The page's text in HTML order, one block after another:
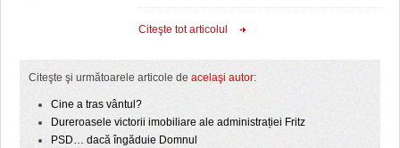
Citeşte tot articolul
Citeşte şi următoarele articole de acelaşi autor:
Cine a tras vântul?
Dureroasele victorii imobiliare ale administrației Fritz
PSD… dacă îngăduie Domnul